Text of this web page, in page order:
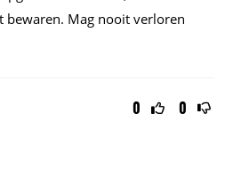
bewaren. Mag nooit verloren
0 0